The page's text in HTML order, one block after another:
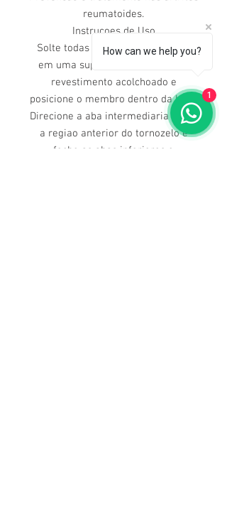
reumatoides.
Instrucoes de Uso
Solte todas as faixas em velcro e
em uma superficie firme, abra o
revestimento acolchoado e
posicione o membro dentro da bota.
Direcione a aba intermediaria sobre
a regiao anterior do tornozelo e
feche as abas inferiores e
How can we help you?
1